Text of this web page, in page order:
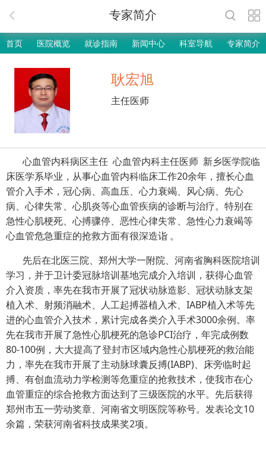
专家简介
首页 医院概览 就诊指南 新闻中心 科室导航 专家简介
耿宏旭
主任医师
心血管内科病区主任 心血管内科主任医师 新乡医学院临
床医学系毕业，从事心血管内科临床工作20余年，擅长心血
管介入手术，冠心病、高血压、心力衰竭、风心病、先心
病、心律失常、心肌炎等心血管疾病的诊断与治疗。特别在
急性心肌梗死、心搏骤停、恶性心律失常、急性心力衰竭等
心血管危急重症的抢救方面有很深造诣 。
先后在北医三院、郑州大学一附院、河南省胸科医院培训
学习，并于卫计委冠脉培训基地完成介入培训，获得心血管
介入资质，率先在我市开展了冠状动脉造影、冠状动脉支架
植入术、射频消融术、人工起搏器植入术、IABP植入术等先
进的心血管介入技术，累计完成各类介入手术3000余例。率
先在我市开展了急性心肌梗死的急诊PCI治疗，年完成例数
80-100例，大大提高了登封市区域内急性心肌梗死的救治能
力，率先在我市开展了主动脉球囊反搏(IABP)、床旁临时起
搏、有创血流动力学检测等危重症的抢救技术，使我市在心
血管重症的综合抢救方面达到了三级医院的水平。先后获得
郑州市五一劳动奖章、河南省文明医院等称号。发表论文10
余篇，荣获河南省科技成果奖2项。